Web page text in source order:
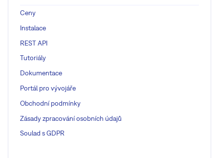
Ceny
Instalace
REST API
Tutoriály
Dokumentace
Portál pro vývojáře
Obchodní podmínky
Zásady zpracování osobních údajů
Soulad s GDPR